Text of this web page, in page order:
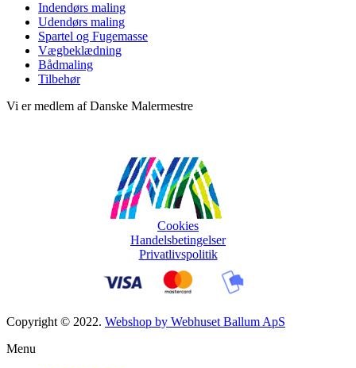
Indendørs maling
Udendørs maling
Spartel og Fugemasse
Vægbeklædning
Bådmaling
Tilbehør
Vi er medlem af Danske Malermestre
Cookies
Handelsbetingelser
Privatlivspolitik
Copyright © 2022. Webshop by Webhuset Ballum ApS
Menu